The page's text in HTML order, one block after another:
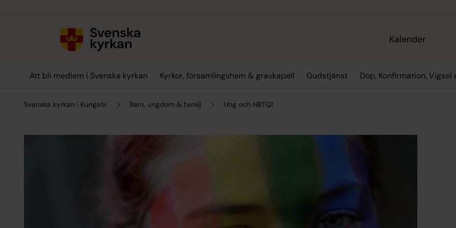
Kalender
Att bli medlem i Svenska kyrkan Kyrkor, församlingshem & gravkapell Gudstjänst Dop, Konfirmation, Vigsel
Svenska kyrkan i Kungsör Barn, ungdom & familj Ung och HBTQI